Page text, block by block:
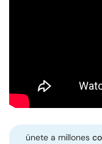
únete a millones